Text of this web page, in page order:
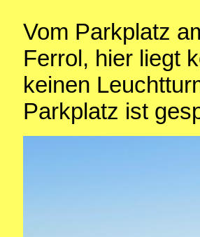
Vom Parkplatz
Ferrol, hier liegt
keinen
Parkplatz ist